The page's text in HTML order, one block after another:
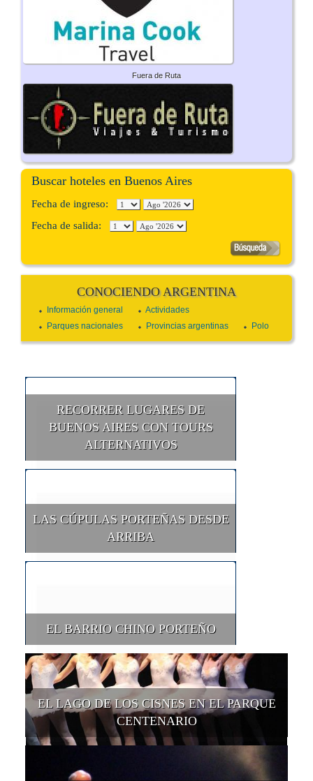
Fuera de Ruta
Buscar hoteles en Buenos Aires
Fecha de ingreso:
Fecha de salida:
CONOCIENDO ARGENTINA
Información general
Actividades
Parques nacionales
Provincias argentinas Polo
RECORRER LUGARES DE
BUENOS AIRES CON TOURS
ALTERNATIVOS
LAS CÚPULAS PORTEÑAS DESDE
ARRIBA
EL BARRIO CHINO PORTEÑO
EL LAGO DE LOS CISNES EN EL PARQUE
CENTENARIO